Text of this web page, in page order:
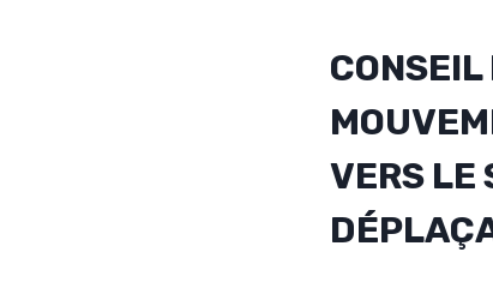
VERS LE